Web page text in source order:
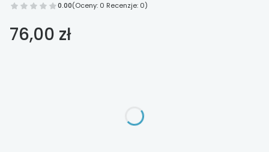
0.00(Oceny: 0 Recenzje: 0)
Cena
76,00 zł